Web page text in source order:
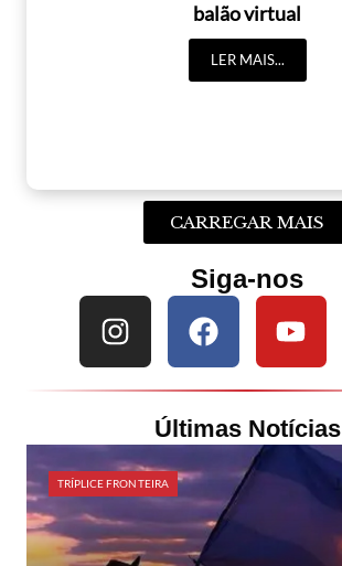
balão virtual
LER MAIS...
CARREGAR MAIS
Siga-nos
Últimas Notícias
TRÍPLICE FRONTEIRA